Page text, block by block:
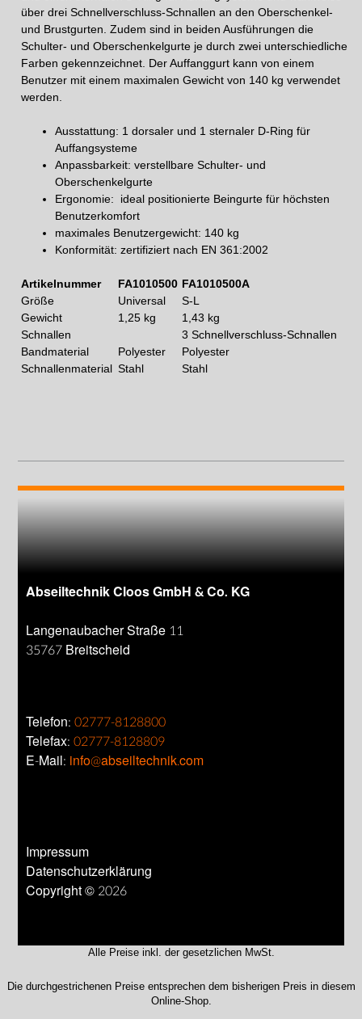
über drei Schnellverschluss-Schnallen an den Oberschenkel-
und Brustgurten. Zudem sind in beiden Ausführungen die
Schulter- und Oberschenkelgurte je durch zwei unterschiedliche
Farben gekennzeichnet. Der Auffanggurt kann von einem
Benutzer mit einem maximalen Gewicht von 140 kg verwendet
werden.
Ausstattung: 1 dorsaler und 1 sternaler D-Ring für
Auffangsysteme
Anpassbarkeit: verstellbare Schulter- und
Oberschenkelgurte
Ergonomie: ideal positionierte Beingurte für höchsten
Benutzerkomfort
maximales Benutzergewicht: 140 kg
Konformität: zertifiziert nach EN 361:2002
Artikelnummer FA1010500 FA1010500A
Größe
Universal
S-L
Gewicht
1,25 kg
1,43 kg
Schnallen
3 Schnellverschluss-Schnallen
Bandmaterial
Polyester
Polyester
Schnallenmaterial Stahl Stahl
Abseiltechnik Cloos GmbH & Co. KG
Langenaubacher Straße 11
35767 Breitscheid
Telefon:02777-8128800
Telefax:02777-8128809
E-Mail: info@abseiltechnik.com
Impressum
Datenschutzerklärung
Copyright © 2026
Alle Preise inkl. der gesetzlichen MwSt.
Die durchgestrichenen Preise entsprechen dem bisherigen Preis in diesem
Online-Shop.